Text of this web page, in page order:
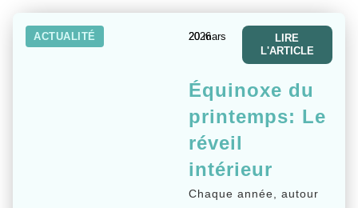
ACTUALITÉ 20 mars 2026
LIRE
L'ARTICLE
Équinoxe du
printemps: Le
réveil
intérieur
Chaque année, autour